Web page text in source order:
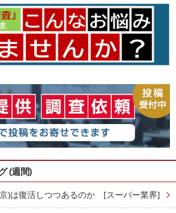
(週間)
)は復活しつつあるのか [スーパー業界]